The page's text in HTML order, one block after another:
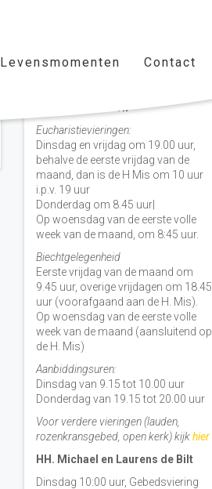
Levensmomenten Contact
Vieringen door de week
H. Nicolaas Baarn
Eucharistievieringen:
Dinsdag en vrijdag om 19.00 uur,
behalve de eerste vrijdag van de
maand, dan is de H Mis om 10 uur
i.p.v. 19 uur
Donderdag om 8.45 uur|
Op woensdag van de eerste volle
week van de maand, om 8:45 uur.
Biechtgelegenheid
Eerste vrijdag van de maand om
9.45 uur, overige vrijdagen om 18.45
uur (voorafgaand aan de H. Mis).
Op woensdag van de eerste volle
week van de maand (aansluitend op
de H. Mis)
Aanbiddingsuren:
Dinsdag van 9.15 tot 10.00 uur
Donderdag van 19.15 tot 20.00 uur
Voor verdere vieringen (lauden,
rozenkransgebed, open kerk) kijkhier
HH. Michael en Laurens de Bilt
Dinsdag 10:00 uur, Gebedsviering